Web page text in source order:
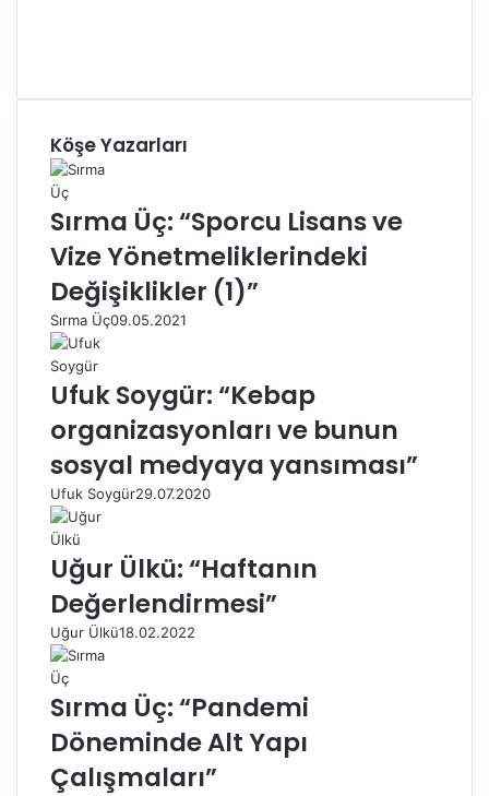
Köşe Yazarları
Sırma Üç: “Sporcu Lisans ve
Vize Yönetmeliklerindeki
Değişiklikler (1)”
Sırma Üç09.05.2021
Ufuk Soygür: “Kebap
organizasyonları ve bunun
sosyal medyaya yansıması”
Ufuk Soygür29.07.2020
Uğur Ülkü: “Haftanın
Değerlendirmesi”
Uğur Ülkü18.02.2022
Sırma Üç: “Pandemi
Döneminde Alt Yapı
Çalışmaları”